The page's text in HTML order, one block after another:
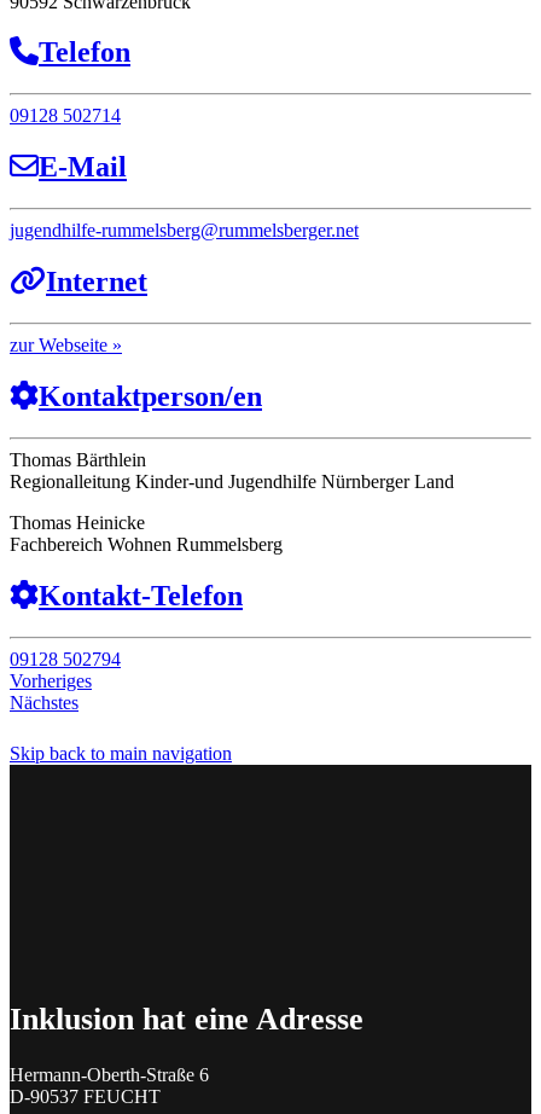
Telefon
09128 502714
E-Mail
jugendhilfe-rummelsberg@rummelsberger.net
Internet
Webseite
Kontaktperson/en
Thomas Bärthlein
Regionalleitung Kinder-und Jugendhilfe Nürnberger Land
Thomas Heinicke
Fachbereich Wohnen Rummelsberg
Kontakt-Telefon
09128 502794
Vorheriges
Nächstes
Skip back to main navigation
Inklusion hat eine Adresse
Hermann-Oberth-Straße 6
D-90537 FEUCHT